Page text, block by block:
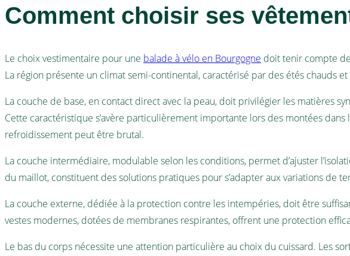
Comment choisir ses
Le choix vestimentaire pour une balade à vélo en Bourgogne doit tenir compte
La région présente un climat semi-continental, caractérisé par des étés chauds
La couche de base, en contact direct avec la peau, doit privilégier les matières
Cette caractéristique s’avère particulièrement importante lors des montées
refroidissement peut être brutal.
La couche intermédiaire, modulable selon les conditions, permet d’ajuster
du maillot, constituent des solutions pratiques pour s’adapter aux variations de
La couche externe, dédiée à la protection contre les intempéries, doit être
vestes modernes, dotées de membranes respirantes, offrent une protection
Le bas du corps nécessite une attention particulière au choix du cuissard. Les